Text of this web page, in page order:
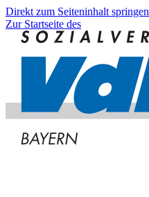
Direkt zum Seiteninhalt springen
Zur Startseite des